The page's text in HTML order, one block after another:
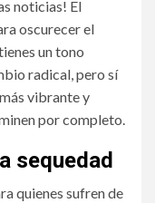
noticias! El
oscurecer el
un tono
radical, pero sí
vibrante y
por completo.
sequedad
quienes sufren de